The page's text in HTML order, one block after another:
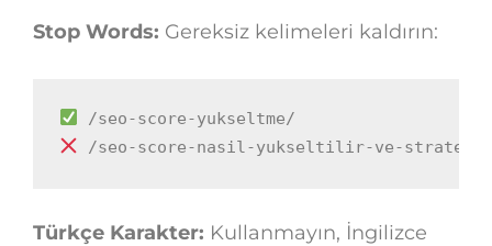
Stop Words: Gereksiz kelimeleri kaldırın:
/seo-score-nasil-yukseltilir-ve-
Türkçe Karakter: Kullanmayın, İngilizce